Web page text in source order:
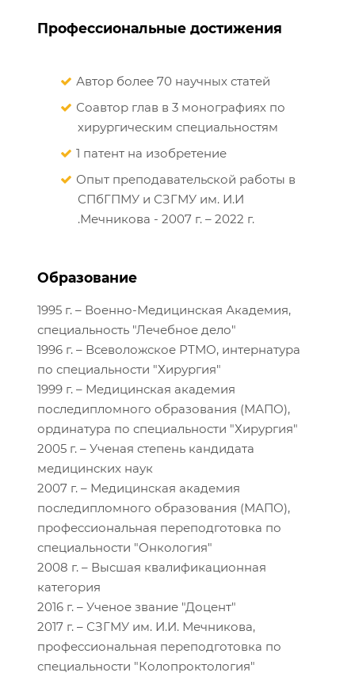
Профессиональные достижения
Автор более 70 научных статей
Соавтор глав в 3 монографиях по
хирургическим специальностям
1 патент на изобретение
Опыт преподавательской работы в
СПбГПМУ и СЗГМУ им. И.И
.Мечникова - 2007 г. – 2022 г.
Образование
1995 г. – Военно-Медицинская Академия,
специальность "Лечебное дело"
1996 г. – Всеволожское РТМО, интернатура
по специальности "Хирургия"
1999 г. – Медицинская академия
последипломного образования (МАПО),
ординатура по специальности "Хирургия"
2005 г. – Ученая степень кандидата
медицинских наук
2007 г. – Медицинская академия
последипломного образования (МАПО),
профессиональная переподготовка по
специальности "Онкология"
2008 г. – Высшая квалификационная
категория
2016 г. – Ученое звание "Доцент"
2017 г. – СЗГМУ им. И.И. Мечникова,
профессиональная переподготовка по
специальности "Колопроктология"